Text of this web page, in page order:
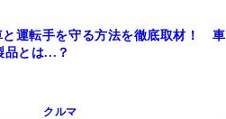
と運転手を守る方法を徹底取材！ 車
とは...？
クルマ